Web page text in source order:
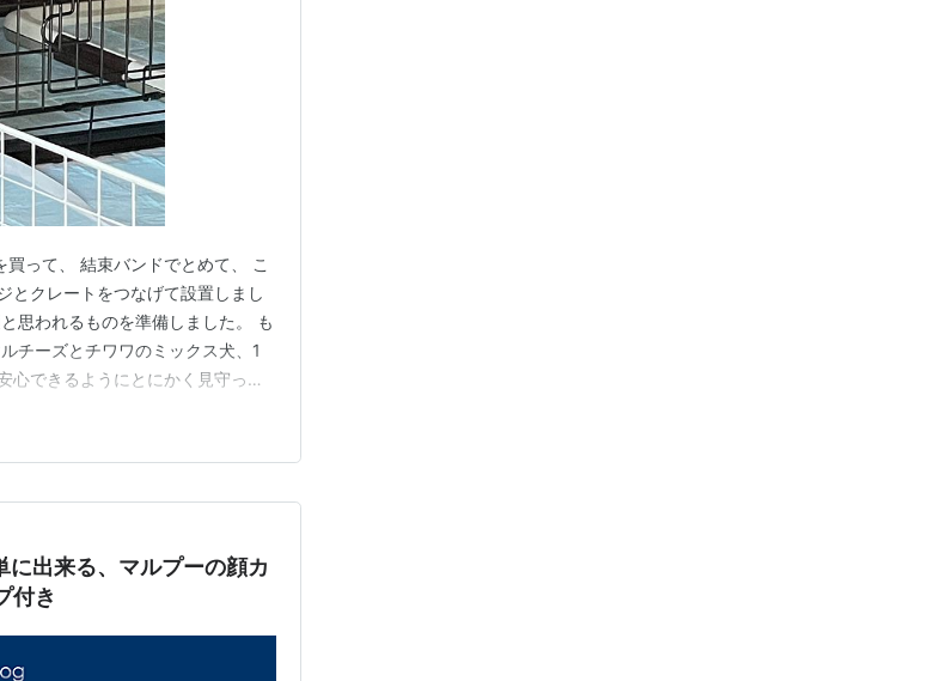
って、 結束バンドでとめて、 こ
とクレートをつなげて設置しまし
思われるものを準備しました。 も
チーズとチワワのミックス犬、1
できるようにとにかく見守って
いると嫌なはず、ということで
出来る、マルプーの顔カ
付き